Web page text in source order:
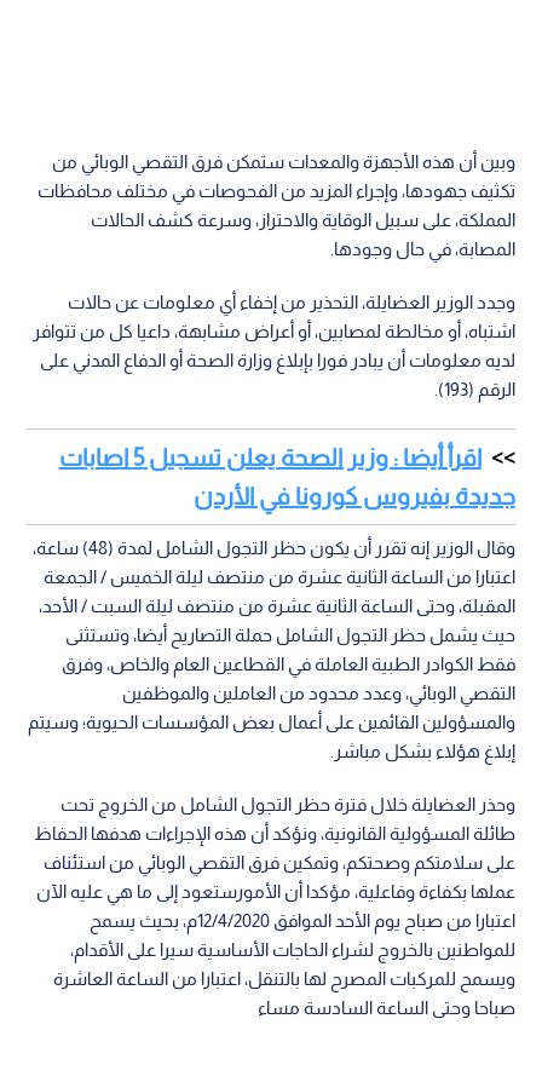
وبين أن هذه الأجهزة والمعدات ستمكن فرق التقصي الوبائي من
تكثيف جهودها، وإجراء المزيد من الفحوصات في مختلف محافظات
المملكة، على سبيل الوقاية والاحتراز، وسرعة كشف الحالات
المصابة، في حال وجودها.
وجدد الوزير العضايلة، التحذير من إخفاء أي معلومات عن حالات
اشتباه، أو مخالطة لمصابين، أو أعراض مشابهة، داعيا كل من تتوافر
لديه معلومات أن يبادر فورا بإبلاغ وزارة الصحة أو الدفاع المدني على
الرقم (193).
اقرأ أيضا : وزير الصحة يعلن تسجيل 5 اصابات
جديدة بفيروس كورونا في الأردن
وقال الوزير إنه تقرر أن يكون حظر التجول الشامل لمدة (48) ساعة،
اعتبارا من الساعة الثانية عشرة من منتصف ليلة الخميس / الجمعة
المقبلة، وحتى الساعة الثانية عشرة من منتصف ليلة السبت / الأحد،
حيث يشمل حظر التجول الشامل حملة التصاريح أيضا، وتستثنى
فقط الكوادر الطبية العاملة في القطاعين العام والخاص، وفرق
التقصي الوبائي، وعدد محدود من العاملين والموظفين
والمسؤولين القائمين على أعمال بعض المؤسسات الحيوية؛ وسيتم
إبلاغ هؤلاء بشكل مباشر.
وحذر العضايلة خلال فترة حظر التجول الشامل من الخروج تحت
طائلة المسؤولية القانونية، ونؤكد أن هذه الإجراءات هدفها الحفاظ
على سلامتكم وصحتكم، وتمكين فرق التقصي الوبائي من استئناف
عملها بكفاءة وفاعلية، مؤكدا أن الأمورستعود إلى ما هي عليه الآن
اعتبارا من صباح يوم الأحد الموافق 12/4/2020م، بحيث يسمح
للمواطنين بالخروج لشراء الحاجات الأساسية سيرا على الأقدام،
ويسمح للمركبات المصرح لها بالتنقل، اعتبارا من الساعة العاشرة
صباحا وحتى الساعة السادسة مساء